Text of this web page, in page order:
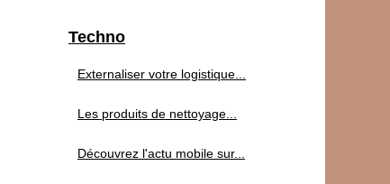
Techno
Externaliser votre logistique...
Les produits de nettoyage...
Découvrez l'actu mobile sur...